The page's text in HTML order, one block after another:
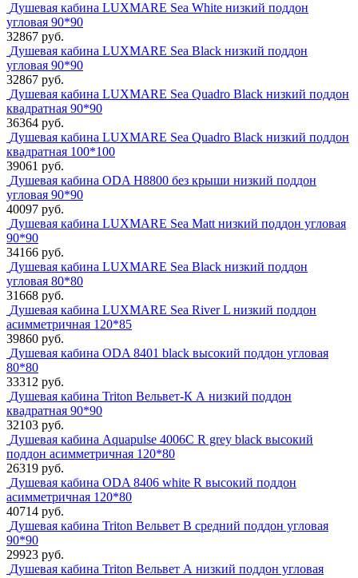
Душевая кабина LUXMARE Sea White низкий поддон
угловая 90*90
32867 руб.
Душевая кабина LUXMARE Sea Black низкий поддон
угловая 90*90
32867 руб.
Душевая кабина LUXMARE Sea Quadro Black низкий поддон
квадратная 90*90
36364 руб.
Душевая кабина LUXMARE Sea Quadro Black низкий поддон
квадратная 100*100
39061 руб.
Душевая кабина ODA Н8800 без крыши низкий поддон
угловая 90*90
40097 руб.
Душевая кабина LUXMARE Sea Matt низкий поддон угловая
90*90
34166 руб.
Душевая кабина LUXMARE Sea Black низкий поддон
угловая 80*80
31668 руб.
Душевая кабина LUXMARE Sea River L низкий поддон
асимметричная 120*85
39860 руб.
Душевая кабина ODA 8401 black высокий поддон угловая
80*80
33312 руб.
Душевая кабина Triton Вельвет-К А низкий поддон
квадратная 90*90
32103 руб.
Душевая кабина Aquapulse 4006С R grey black высокий
поддон асимметричная 120*80
26319 руб.
Душевая кабина ODA 8406 white R высокий поддон
асимметричная 120*80
40714 руб.
Душевая кабина Triton Вельвет B средний поддон угловая
90*90
29923 руб.
Душевая кабина Triton Вельвет А низкий поддон угловая